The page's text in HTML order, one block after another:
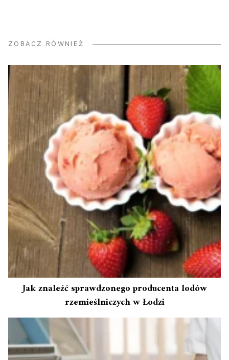
ZOBACZ RÓWNIEŻ
Jak znaleźć sprawdzonego producenta lodów
rzemieślniczych w Łodzi